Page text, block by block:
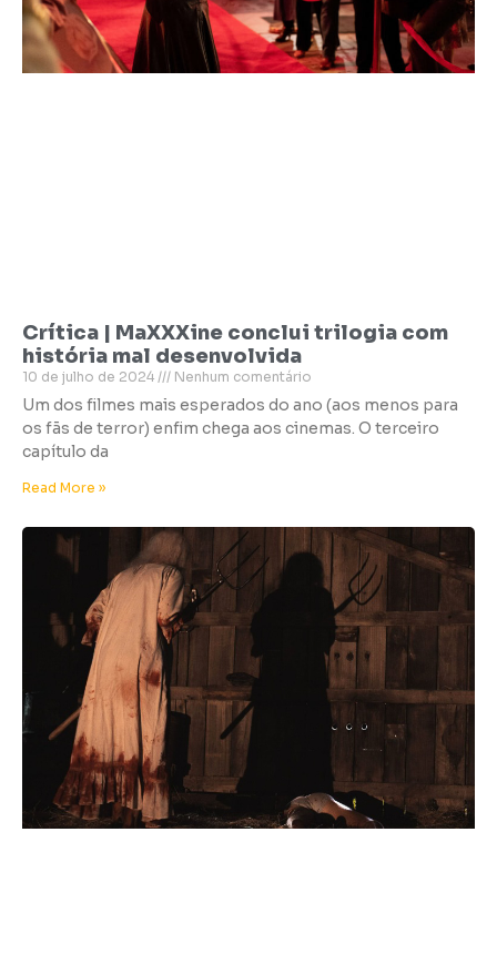
Crítica | MaXXXine conclui trilogia com
história mal desenvolvida
10 de julho de 2024 Nenhum comentário
Um dos filmes mais esperados do ano (aos menos para
os fãs de terror) enfim chega aos cinemas. O terceiro
capítulo da
Read More »